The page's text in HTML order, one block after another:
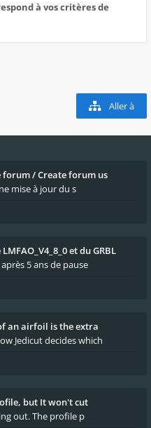
à vos critères de
Aller à
forum / Create forum us
mise à jour du s
et du GRBL
5 ans de pause
an airfoil is the extra
Jedicut decides which
but It won't cut
out. The profile p